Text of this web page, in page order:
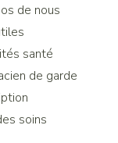
de nous
santé
de garde
soins